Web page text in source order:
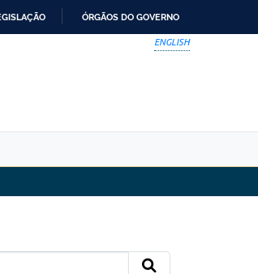
ÓRGÃOS DO GOVERNO
ENGLISH